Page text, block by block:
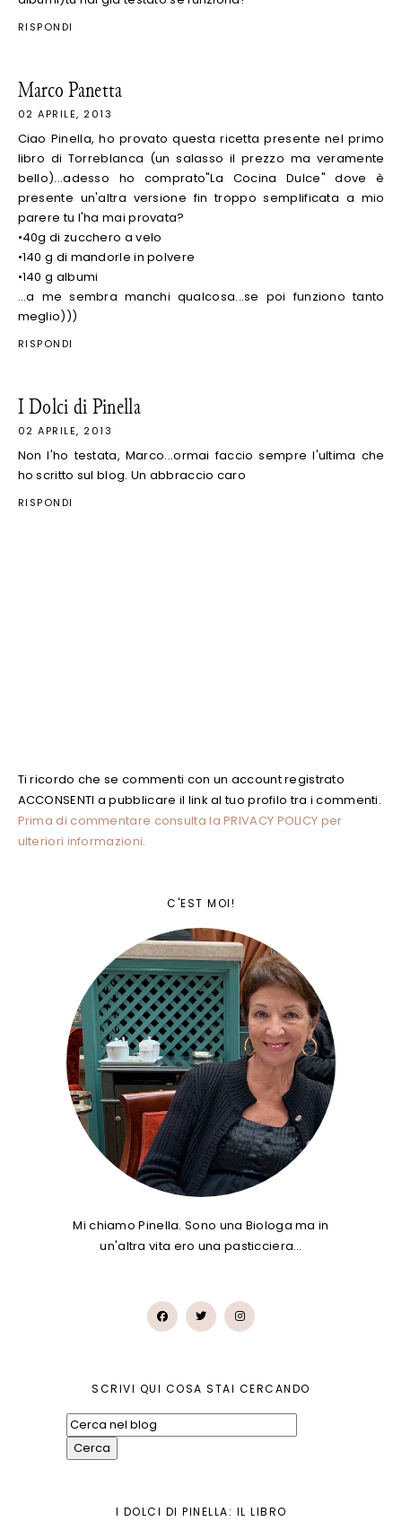
RISPONDI
Marco Panetta
02 APRILE, 2013
Ciao Pinella, ho provato questa ricetta presente nel primo
libro di Torreblanca (un salasso il prezzo ma veramente
bello)...adesso ho comprato"La Cocina Dulce" dove è
presente un'altra versione fin troppo semplificata a mio
parere tu l'ha mai provata?
•40g di zucchero a velo
•140 g di mandorle in polvere
•140 g albumi
...a me sembra manchi qualcosa...se poi funziono tanto
meglio)))
RISPONDI
I Dolci di Pinella
02 APRILE, 2013
Non l'ho testata, Marco...ormai faccio sempre l'ultima che
ho scritto sul blog. Un abbraccio caro
RISPONDI
Ti ricordo che se commenti con un account registrato
ACCONSENTI a pubblicare il link al tuo profilo tra i commenti.
Prima di commentare consulta la PRIVACY POLICY per
ulteriori informazioni.
C'EST MOI!
Mi chiamo Pinella. Sono una Biologa ma in
un'altra vita ero una pasticciera…
SCRIVI QUI COSA STAI CERCANDO
I DOLCI DI PINELLA: IL LIBRO